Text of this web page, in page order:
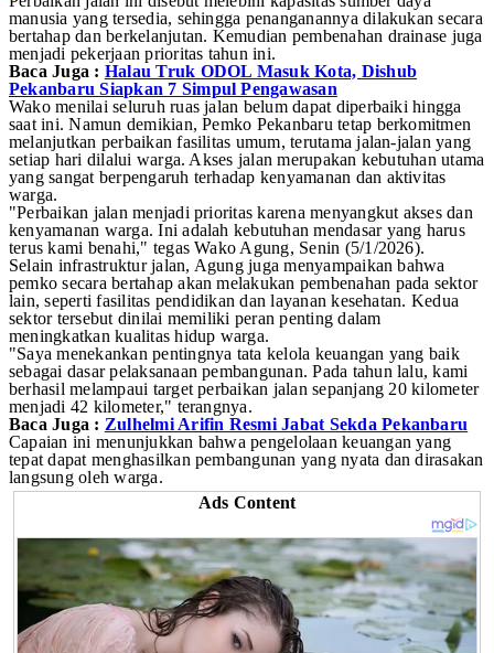
manusia yang tersedia, sehingga penanganannya dilakukan secara
bertahap dan berkelanjutan. Kemudian pembenahan drainase juga
menjadi pekerjaan prioritas tahun ini.
Baca Juga : Halau Truk ODOL Masuk Kota, Dishub
Pekanbaru Siapkan 7 Simpul Pengawasan
Wako menilai seluruh ruas jalan belum dapat diperbaiki hingga
saat ini. Namun demikian, Pemko Pekanbaru tetap berkomitmen
melanjutkan perbaikan fasilitas umum, terutama jalan-jalan yang
setiap hari dilalui warga. Akses jalan merupakan kebutuhan utama
yang sangat berpengaruh terhadap kenyamanan dan aktivitas
warga.
"Perbaikan jalan menjadi prioritas karena menyangkut akses dan
kenyamanan warga. Ini adalah kebutuhan mendasar yang harus
terus kami benahi," tegas Wako Agung, Senin (5/1/2026).
Selain infrastruktur jalan, Agung juga menyampaikan bahwa
pemko secara bertahap akan melakukan pembenahan pada sektor
lain, seperti fasilitas pendidikan dan layanan kesehatan. Kedua
sektor tersebut dinilai memiliki peran penting dalam
meningkatkan kualitas hidup warga.
"Saya menekankan pentingnya tata kelola keuangan yang baik
sebagai dasar pelaksanaan pembangunan. Pada tahun lalu, kami
berhasil melampaui target perbaikan jalan sepanjang 20 kilometer
menjadi 42 kilometer," terangnya.
Baca Juga : Zulhelmi Arifin Resmi Jabat Sekda Pekanbaru
Capaian ini menunjukkan bahwa pengelolaan keuangan yang
tepat dapat menghasilkan pembangunan yang nyata dan dirasakan
langsung oleh warga.
Ads Content